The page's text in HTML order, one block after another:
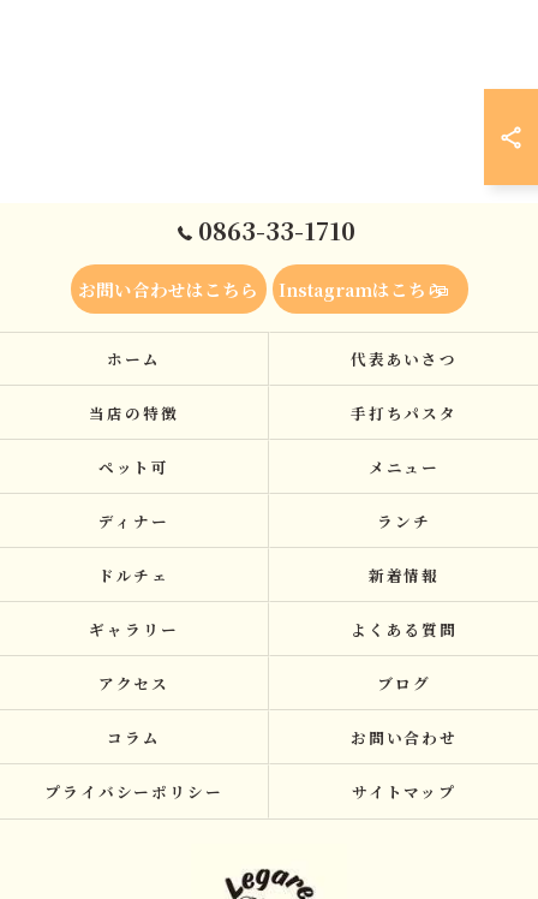
0863-33-1710
お問い合わせはこちら Instagramはこちら
ホーム 代表あいさつ
当店の特徴 手打ちパスタ
ペット可 メニュー
ディナー ランチ
ドルチェ 新着情報
ギャラリー よくある質問
アクセス ブログ
コラム お問い合わせ
プライバシーポリシー サイトマップ